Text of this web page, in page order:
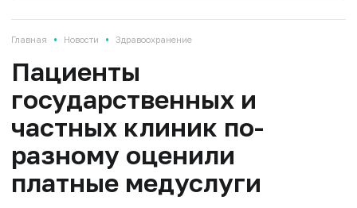
Главная • Новости • Здравоохранение
Пациенты
государственных и
частных клиник по-
разному оценили
платные медуслуги